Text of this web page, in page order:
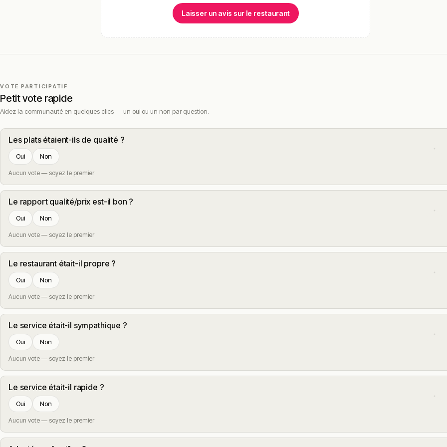
Laisser un avis sur le restaurant
VOTE PARTICIPATIF
Petit vote rapide
Aidez la communauté en quelques clics — un oui ou un non par question.
Les plats étaient-ils de qualité ?
Oui Non
Aucun vote — soyez le premier
Le rapport qualité/prix est-il bon ?
Oui Non
Aucun vote — soyez le premier
Le restaurant était-il propre ?
Oui Non
Aucun vote — soyez le premier
Le service était-il sympathique ?
Oui Non
Aucun vote — soyez le premier
Le service était-il rapide ?
Oui Non
Aucun vote — soyez le premier